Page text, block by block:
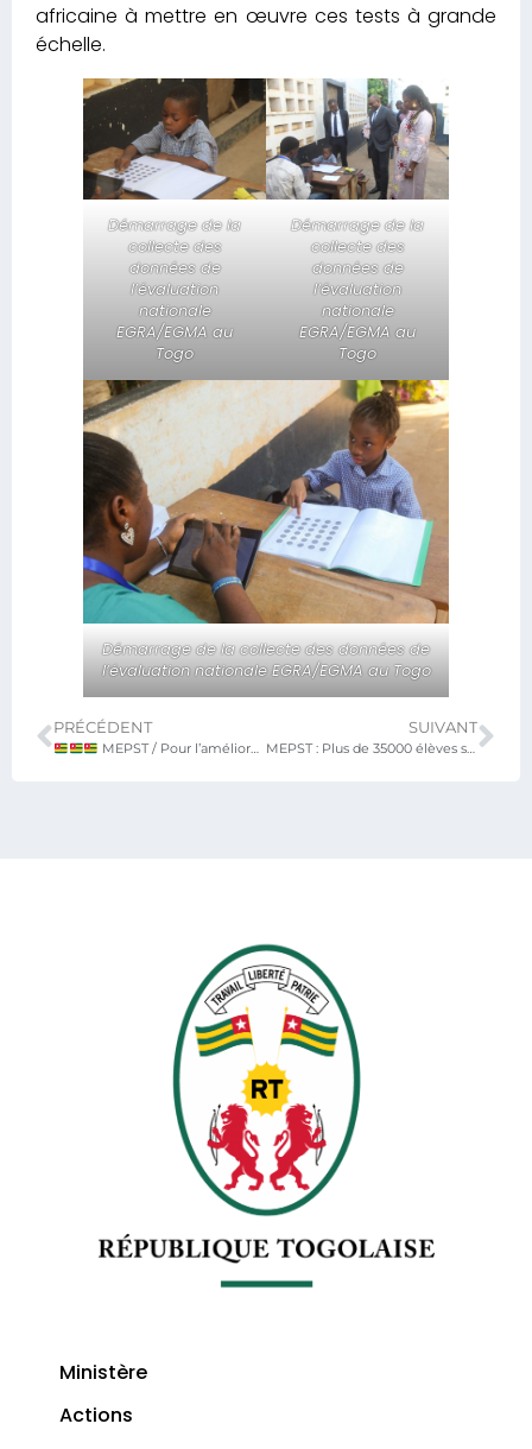
africaine à mettre en œuvre ces tests à grande
échelle.
Démarrage de la
collecte des
données de
l’évaluation
nationale
EGRA/EGMA au
Togo
Démarrage de la
collecte des
données de
l’évaluation
nationale
EGRA/EGMA au
Togo
Démarrage de la collecte des données de
l’évaluation nationale EGRA/EGMA au Togo
PRÉCÉDENT
MEPST / Pour l’amélioration de l’enseignement des sciences, les inspecteurs en atelier d’élaboration de modules de formation sur les programmes scientifiques allégés
SUIVANT
MEPST : Plus de 35000 élèves sont sensibilisés sur la loi du 02/12/2022 et les conséquences des grossesses précoces.
Ministère
Actions